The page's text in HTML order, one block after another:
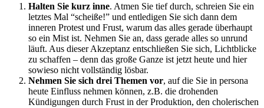
Halten Sie kurz inne. Atmen Sie tief durch, schreien Sie ein
letztes Mal “scheiße!” und entledigen Sie sich dann dem
inneren Protest und Frust, warum das alles gerade überhaupt
so ein Mist ist. Nehmen Sie an, dass gerade alles so unrund
läuft. Aus dieser Akzeptanz entschließen Sie sich, Lichtblicke
zu schaffen – denn das große Ganze ist jetzt heute und hier
sowieso nicht vollständig lösbar.
Nehmen Sie sich drei Themen vor, auf die Sie in persona
heute Einfluss nehmen können, z.B. die drohenden
Kündigungen durch Frust in der Produktion, den cholerischen